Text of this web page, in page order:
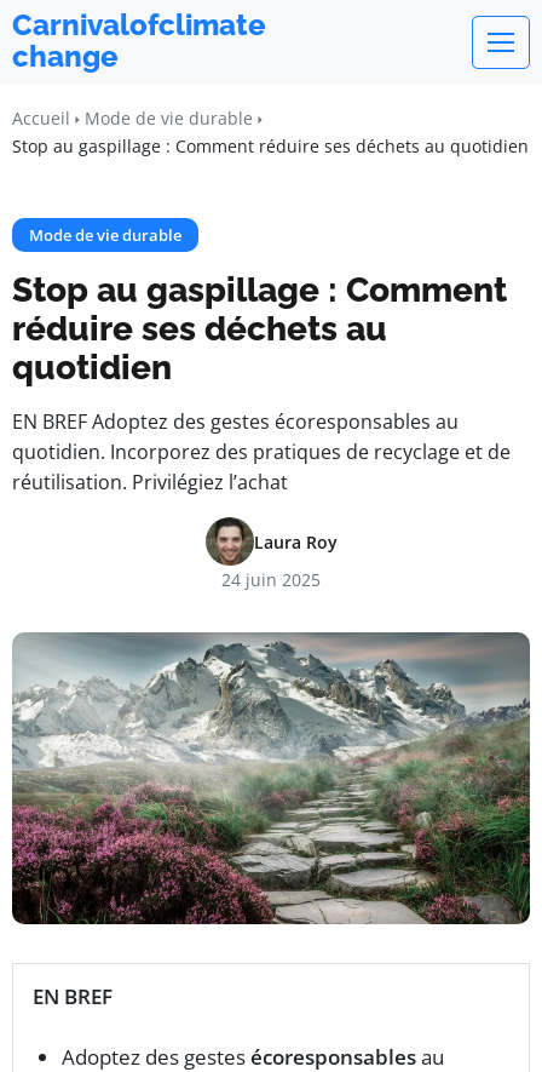
Carnivalofclimate
change
Accueil
Mode de vie durable
Stop au gaspillage : Comment réduire ses déchets au quotidien
Mode de vie durable
Stop au gaspillage : Comment
réduire ses déchets au
quotidien
EN BREF Adoptez des gestes écoresponsables au
quotidien. Incorporez des pratiques de recyclage et de
réutilisation. Privilégiez l’achat
Laura Roy
24 juin 2025
EN BREF
Adoptez des gestesécoresponsablesau